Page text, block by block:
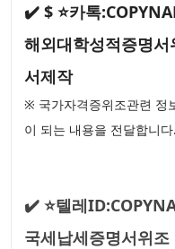
✔️ $ ⭐카톡
해외대학성적증명
서제작
※ 국가자격증위조관련 정
이 되는 내용을 전달합니다.
✔️ ⭐텔레
국세납세증명서위